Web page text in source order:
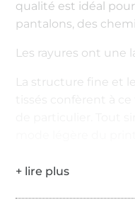
qualité est idéal
pantalons, des
Les rayures ont une
La structure fine et